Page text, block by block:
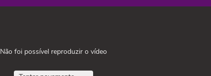
Não foi possível reproduzir o vídeo